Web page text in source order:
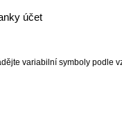
účet
variabilní symboly podle